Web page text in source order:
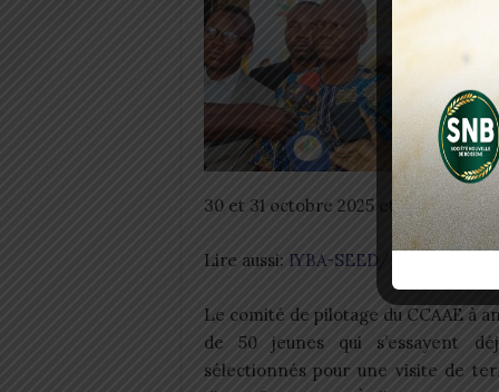
30 et 31 octobre 2025 et fonctionne
Lire aussi: IYBA-SEED/
Le comité de pilotage du CCAAE à
de 50 jeunes qui s’essayent
sélectionnés pour une visite de